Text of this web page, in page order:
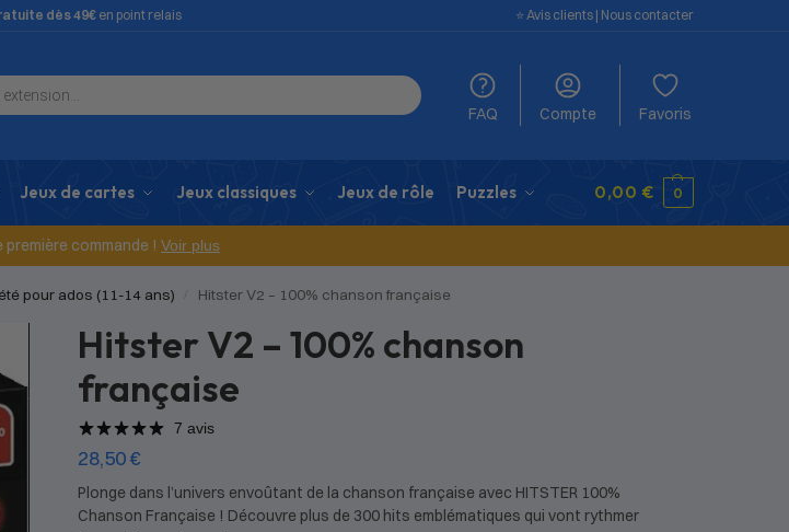
dès 49€ en point relais ⭐️ Avis clients | Nous contacter
FAQ Compte Favoris
Jeux de cartes Jeux classiques Jeux de rôle Puzzles 0,00 € 0
première commande ! Voir plus
pour ados (11-14 ans) Hitster V2 – 100% chanson française
Hitster V2 – 100% chanson
française
7 avis
28,50€
Plonge dans l’univers envoûtant de la chanson française avec HITSTER 100%
Chanson Française ! Découvre plus de 300 hits emblématiques qui vont rythmer